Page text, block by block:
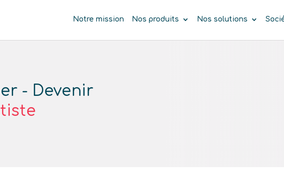
Notre mission Nos produits Nos solutions
- Devenir